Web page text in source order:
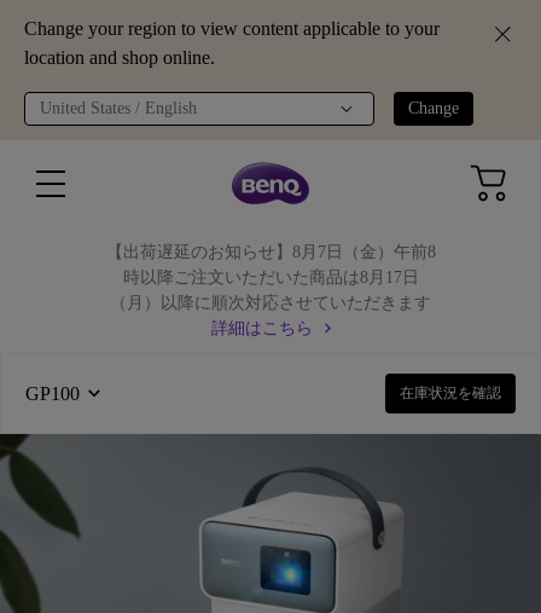
Change your region to view content applicable to your
location and shop online.
United States / English Change
【出荷遅延のお知らせ】8月7日（金）午前8
時以降ご注文いただいた商品は8月17日
（月）以降に順次対応させていただきます
詳細はこちら
GP100 在庫状況を確認